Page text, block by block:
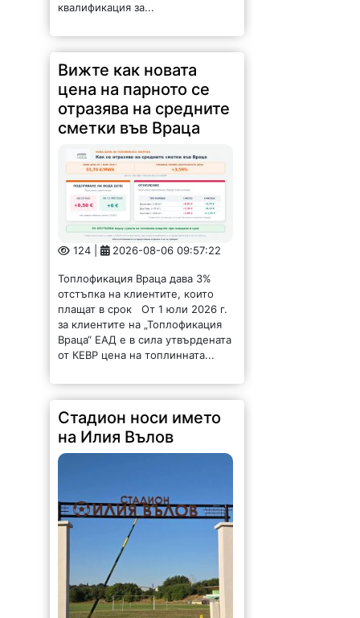
квалификация за...
Вижте как новата
цена на парното се
отразява на средните
сметки във Враца
124 | 2026-08-06 09:57:22
Топлофикация Враца дава 3%
отстъпка на клиентите, които
плащат в срок От 1 юли 2026 г.
за клиентите на „Топлофикация
Враца“ ЕАД е в сила утвърдената
от КЕВР цена на топлинната...
Стадион носи името
на Илия Вълов